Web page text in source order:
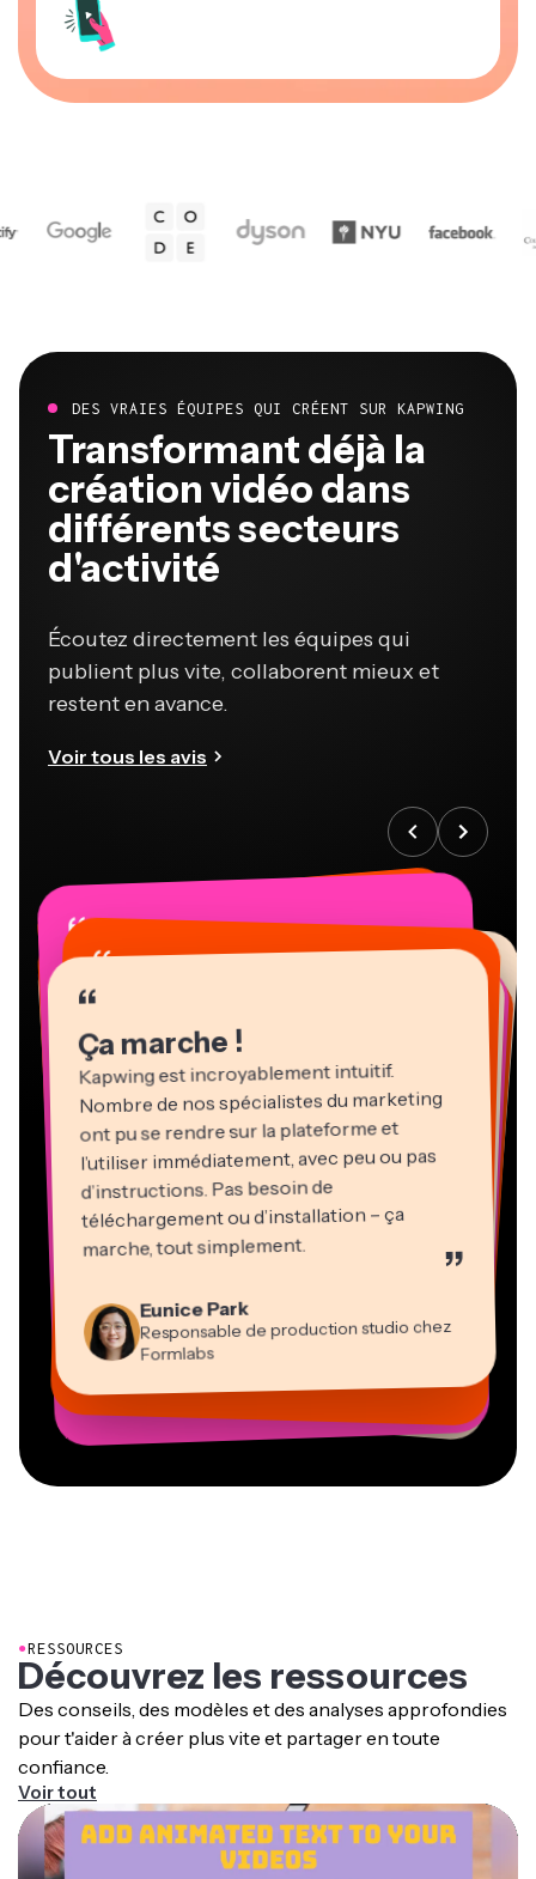
DES VRAIES ÉQUIPES QUI CRÉENT SUR KAPWING
Transformant déjà la
création vidéo dans
différents secteurs
d'activité
Écoutez directement les équipes qui
publient plus vite, collaborent mieux et
restent en avance.
Voir tous les avis
“
Ça marche !
Kapwing est incroyablement intuitif.
Nombre de nos spécialistes du marketing
ont pu se rendre sur la plateforme et
l’utiliser immédiatement, avec peu ou pas
d’instructions. Pas besoin de
téléchargement ou d’installation – ça
marche, tout simplement. ”
Eunice Park
Responsable de production studio chez
Formlabs
“
Vannesia Darby
PDG de MOXIE Nashville
“
Grant Taleck
Cofondateur d’AuthentIQMarketing.com
Panos Papagapiou
Directeur associé chez EPATHLON
“
Kerry-lee Farla
Youtubeur
Gracie Peng
Directeur du contenu
“
Martin James
Éditeur vidéo
Heidi Rae
Pédagogie
“
Consultant
“
Mitch Rawlings
Freelance en services d’information
“
Dina Segovia
Travailleur en freelance virtuel
●RESSOURCES
Découvrez les ressources
Des conseils, des modèles et des analyses approfondies
pour t'aider à créer plus vite et partager en toute
confiance.
Voir tout